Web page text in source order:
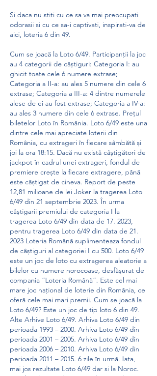
Si daca nu stiti cu ce sa va mai preocupati
odorasii si cu ce sa-i captivati, inspirati-va de
aici, loteria 6 din 49.
Cum se joacă la Loto 6/49. Participanții la joc
au 4 categorii de câștiguri: Categoria I: au
ghicit toate cele 6 numere extrase;
Categoria a II-a: au ales 5 numere din cele 6
extrase; Categoria a III-a: 4 dintre numerele
alese de ei au fost extrase; Categoria a IV-a:
au ales 3 numere din cele 6 extrase. Prețul
biletelor Loto în România. Loto 6/49 este una
dintre cele mai apreciate loterii din
România, cu extrageri în fiecare sâmbătă și
joi la ora 18:15. Dacă nu există câștigători de
jackpot în cadrul unei extrageri, fondul de
premiere crește la fiecare extragere, până
este câștigat de cineva. Report de peste
12,81 milioane de lei Joker la tragerea Loto
6/49 din 21 septembrie 2023. În urma
câștigarii premiului de categoria I la
tragerea Loto 6/49 din data de 17. 2023,
pentru tragerea Loto 6/49 din data de 21.
2023 Loteria Română suplimenteaza fondul
de câștiguri al categoriei I cu 500. Loto 6/49
este un joc de loto cu extragerea aleatorie a
bilelor cu numere norocoase, desfășurat de
compania ”Loteria Română”. Este cel mai
mare joc național de loterie din România, ce
oferă cele mai mari premii. Cum se joacă la
Loto 6/49? Este un joc de tip loto 6 din 49.
Alte Arhive Loto 6/49. Arhiva Loto 6/49 din
perioada 1993 – 2000. Arhiva Loto 6/49 din
perioada 2001 – 2005. Arhiva Loto 6/49 din
perioada 2006 – 2010. Arhiva Loto 6/49 din
perioada 2011 – 2015. 6 zile în urmă. Iata,
mai jos rezultate Loto 6/49 dar si la Noroc.